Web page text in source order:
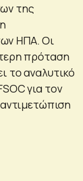
της
ΗΠΑ. Οι
πρόταση
το αναλυτικό
για τον